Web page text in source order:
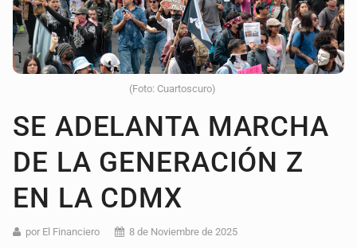
(Foto: Cuartoscuro)
SE ADELANTA MARCHA
DE LA GENERACIÓN Z
EN LA CDMX
por El Financiero 8 de Noviembre de 2025